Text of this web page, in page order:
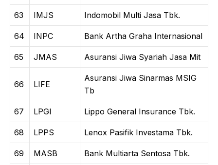
63 IMJS Indomobil Multi Jasa Tbk.
64 INPC Bank Artha Graha Internasional
65 JMAS Asuransi Jiwa Syariah Jasa Mit
66 LIFE
Asuransi Jiwa Sinarmas MSIG
Tb
67 LPGI Lippo General Insurance Tbk.
68 LPPS Lenox Pasifik Investama Tbk.
69 MASB Bank Multiarta Sentosa Tbk.